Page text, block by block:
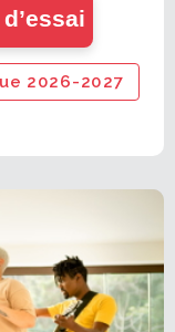
2026-2027